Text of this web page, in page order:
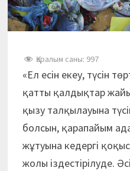
Қаралым саны: 997
«Ел есін екеу, түсін
қатты қалдықтар
қызу талқылауына
болсын, қарапайым
жұтуына кедергі
жолы іздестірілуде.